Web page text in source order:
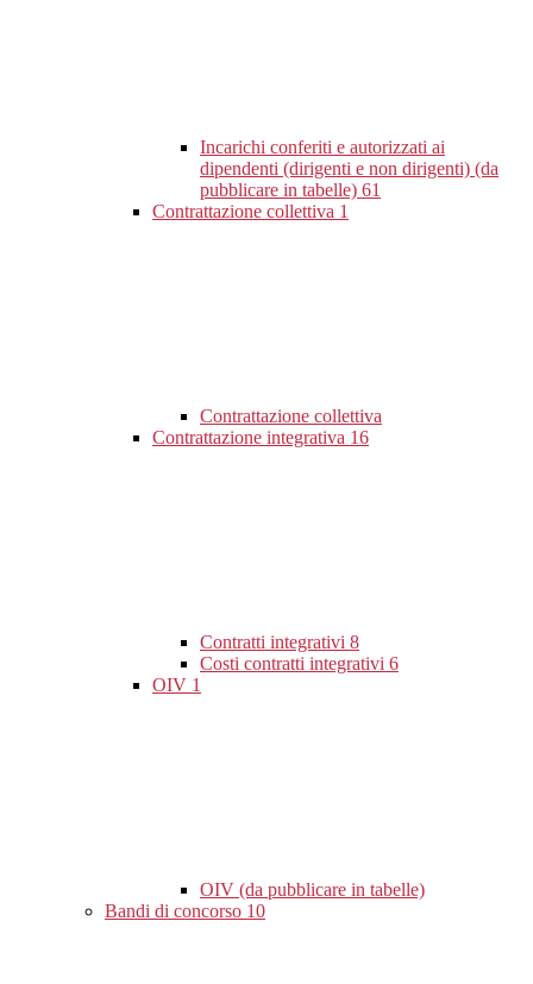
Incarichi conferiti e autorizzati ai
dipendenti (dirigenti e non dirigenti) (da
pubblicare in tabelle) 61
Contrattazione collettiva 1
Contrattazione collettiva
Contrattazione integrativa 16
Contratti integrativi 8
Costi contratti integrativi 6
OIV 1
OIV (da pubblicare in tabelle)
Bandi di concorso 10